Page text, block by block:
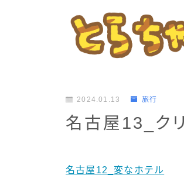
2024.01.13 旅行
名古屋13_ク
名古屋12_変なホテル